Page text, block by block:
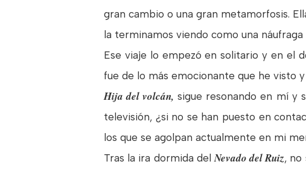
gran cambio o una gran metamorfosis.
la terminamos viendo como una
Ese viaje lo empezó en solitario y en el
fue de lo más emocionante que he visto
Hija del volcán, sigue resonando en mí y
televisión, ¿si no se han puesto en
los que se agolpan actualmente en mi
Tras la ira dormida del Nevado del Ruiz, no